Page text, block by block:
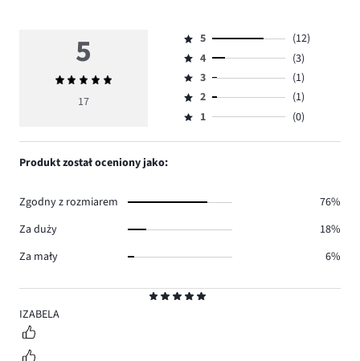
5
IZABELA
5
Średnia
ocena
17
Ocena
5,
ilość
głosów
12.
5
(12)
Ocena
4,
ilość
głosów
4
(3)
Ocena
3,
ilość
3
(1)
Ocena
2,
2
(1)
Ocena
1,
1 (0)
Produkt został oceniony jako:
Zgodny z rozmiarem
76%
Za duży
18%
Za mały
6%